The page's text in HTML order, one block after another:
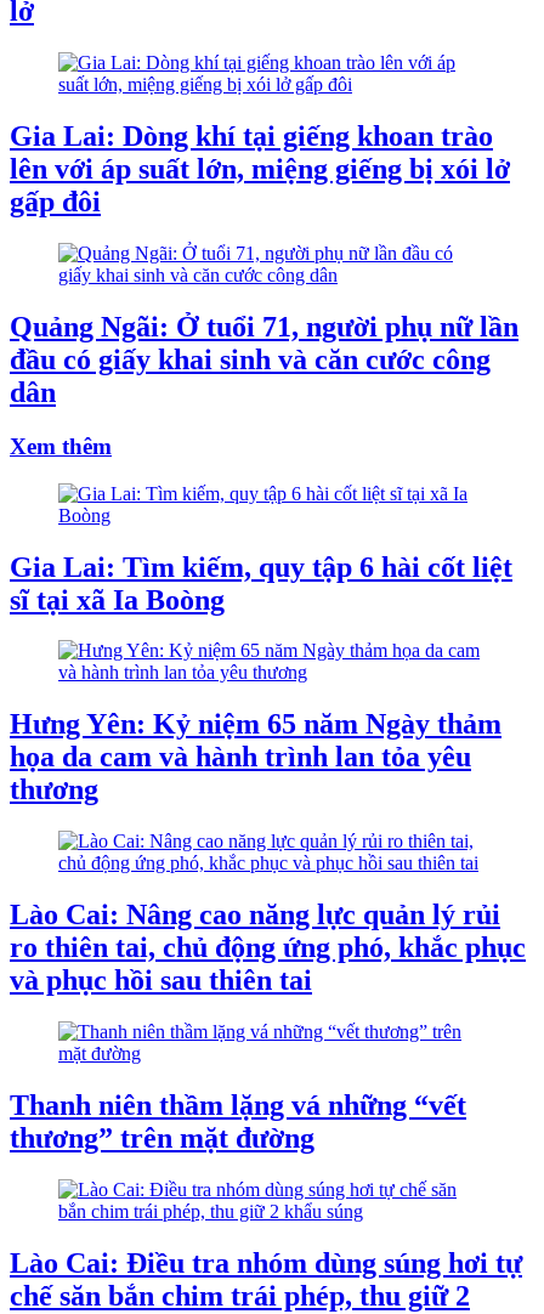
lở
Gia Lai: Dòng khí tại giếng khoan trào
lên với áp suất lớn, miệng giếng bị xói lở
gấp đôi
Quảng Ngãi: Ở tuổi 71, người phụ nữ lần
đầu có giấy khai sinh và căn cước công
dân
Xem thêm
Gia Lai: Tìm kiếm, quy tập 6 hài cốt liệt
sĩ tại xã Ia Boòng
Hưng Yên: Kỷ niệm 65 năm Ngày thảm
họa da cam và hành trình lan tỏa yêu
thương
Lào Cai: Nâng cao năng lực quản lý rủi
ro thiên tai, chủ động ứng phó, khắc phục
và phục hồi sau thiên tai
Thanh niên thầm lặng vá những “vết
thương” trên mặt đường
Lào Cai: Điều tra nhóm dùng súng hơi tự
chế săn bắn chim trái phép, thu giữ 2